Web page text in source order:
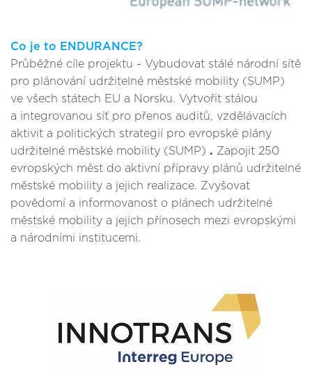
Co je to ENDURANCE?
Průběžné cíle projektu - Vybudovat stálé národní sítě
pro plánování udržitelné městské mobility (SUMP)
ve všech státech EU a Norsku. Vytvořit stálou
a integrovanou síť pro přenos auditů, vzdělávacích
aktivit a politických strategií pro evropské plány
udržitelné městské mobility (SUMP) . Zapojit 250
evropských měst do aktivní přípravy plánů udržitelné
městské mobility a jejich realizace. Zvyšovat
povědomí a informovanost o plánech udržitelné
městské mobility a jejich přínosech mezi evropskými
a národními institucemi.